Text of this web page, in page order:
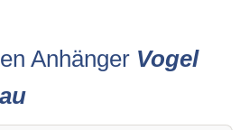
Anhänger Vogel